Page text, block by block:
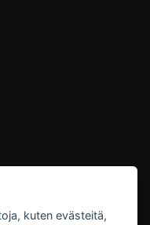
kuten evästeitä,